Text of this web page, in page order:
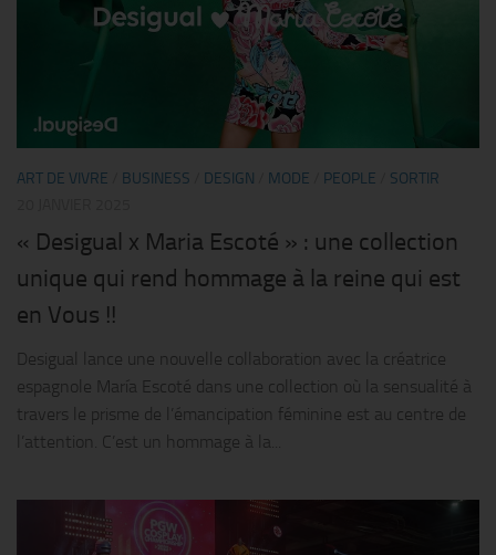
ART DE VIVRE BUSINESS DESIGN MODE PEOPLE
SORTIR
« Desigual x Maria Escoté » : une collection
unique qui rend hommage à la reine qui est
en Vous !!
Desigual lance une nouvelle collaboration avec la créatrice
espagnole María Escoté dans une collection où la sensualité à
travers le prisme de l’émancipation féminine est au centre de
l’attention. C’est un hommage à la...